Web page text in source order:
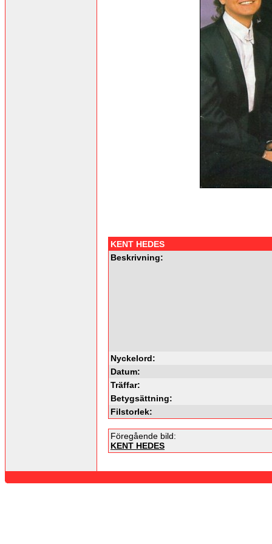
KENT HEDES
Beskrivning:
Nyckelord:
Datum:
Träffar:
Betygsättning:
Filstorlek:
Föregående bild:
KENT HEDES